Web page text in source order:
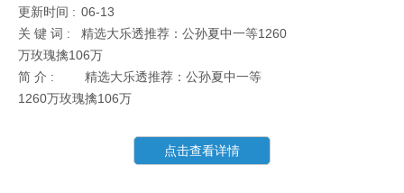
更新时间 : 06-13
关 键 词 :
精选大乐透推荐：公孙夏中一等1260
万玫瑰擒106万
简 介 :
精选大乐透推荐：公孙夏中一等
1260万玫瑰擒106万
点击查看详情